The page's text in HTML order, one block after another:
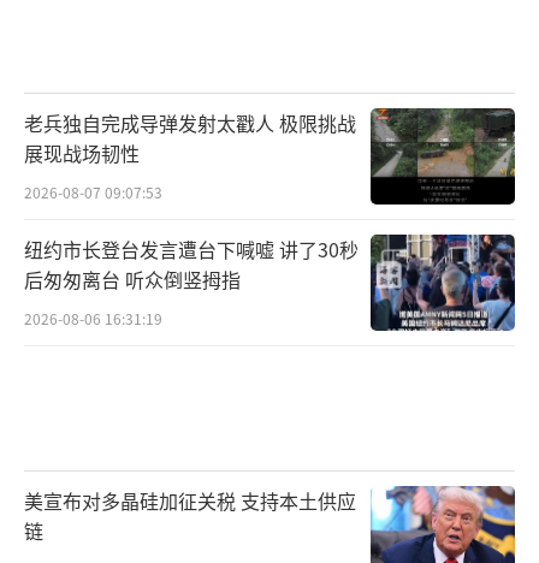
老兵独自完成导弹发射太戳人 极限挑战
展现战场韧性
2026-08-07 09:07:53
纽约市长登台发言遭台下喊嘘 讲了30秒
后匆匆离台 听众倒竖拇指
2026-08-06 16:31:19
美宣布对多晶硅加征关税 支持本土供应
链